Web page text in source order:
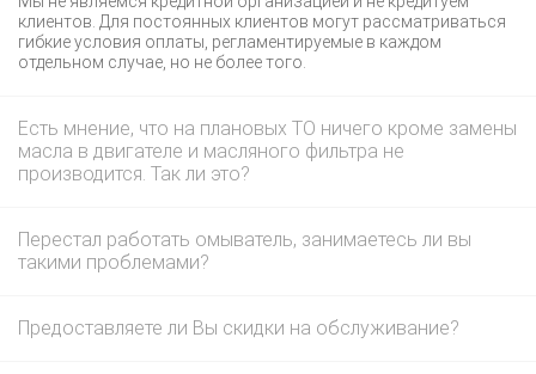
клиентов. Для постоянных клиентов могут рассматриваться
гибкие условия оплаты, регламентируемые в каждом
отдельном случае, но не более того.
Есть мнение, что на плановых ТО ничего кроме замены
масла в двигателе и масляного фильтра не
производится. Так ли это?
Перестал работать омыватель, занимаетесь ли вы
такими проблемами?
Предоставляете ли Вы скидки на обслуживание?